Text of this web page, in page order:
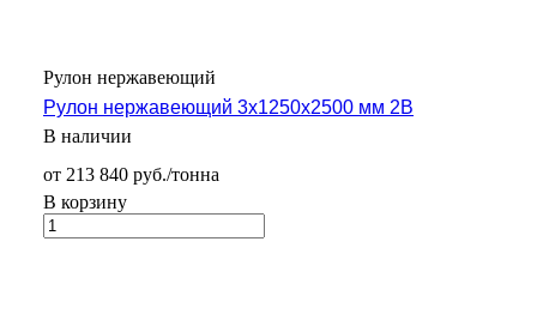
Рулон нержавеющий
Рулон нержавеющий 3х1250х2500 мм 2В
В наличии
от 213 840 руб./тонна
В корзину